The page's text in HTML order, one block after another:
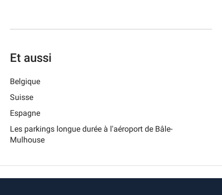
Et aussi
Belgique
Suisse
Espagne
Les parkings longue durée à l'aéroport de Bâle-
Mulhouse